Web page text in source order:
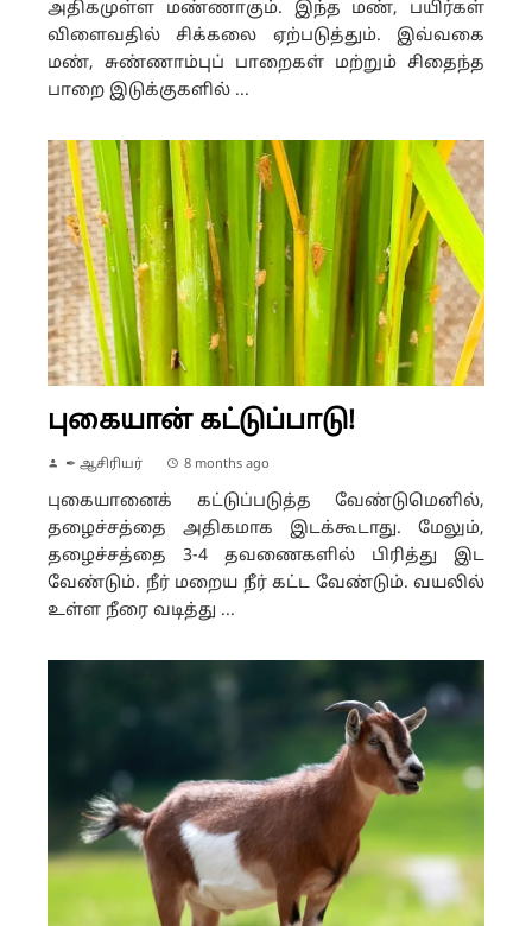
அதிகமுள்ள மண்ணாகும். இந்த மண், பயிர்கள்
விளைவதில் சிக்கலை ஏற்படுத்தும். இவ்வகை
மண், சுண்ணாம்புப் பாறைகள் மற்றும் சிதைந்த
பாறை இடுக்குகளில் ...
புகையான் கட்டுப்பாடு!
✒ ஆசிரியர் 8 months ago
புகையானைக் கட்டுப்படுத்த வேண்டுமெனில்,
தழைச்சத்தை அதிகமாக இடக்கூடாது. மேலும்,
தழைச்சத்தை 3-4 தவணைகளில் பிரித்து இட
வேண்டும். நீர் மறைய நீர் கட்ட வேண்டும். வயலில்
உள்ள நீரை வடித்து ...